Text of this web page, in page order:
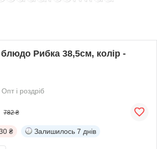
Рибка 38,5см, колір -
Опт і роздріб
782 ₴
₴ Залишилось 7 днів